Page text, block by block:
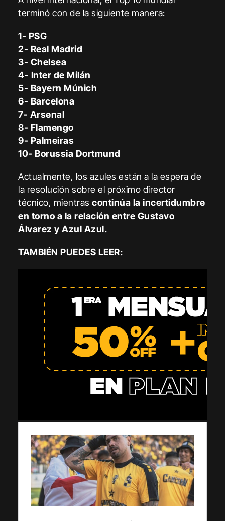
terminó con de la siguiente manera:
1- PSG
2- Real Madrid
3- Chelsea
4- Inter de Milán
5- Bayern Múnich
6- Barcelona
7- Arsenal
8- Flamengo
9- Palmeiras
10- Borussia Dortmund
Actualmente, los azules están a la espera de
la resolución sobre el próximo director
técnico, mientrascontinúa la incertidumbre
en torno a la relación entre Gustavo
Álvarez y Azul Azul.
TAMBIÉN PUEDES LEER: